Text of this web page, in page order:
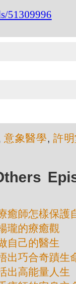
51309996
意象醫學,許
癒師怎樣保護
瓏的療癒觀
自己的醫生
出巧合奇蹟生
出高能量人生